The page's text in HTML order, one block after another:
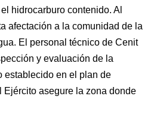
hidrocarburo contenido. Al
afectación a la comunidad de la
El personal técnico de Cenit
y evaluación de la
establecido en el plan de
Ejército asegure la zona donde